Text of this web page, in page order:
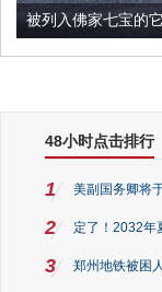
被列入佛家七宝的
48小时点击排行
1 美副国务卿将
2 定了！2032年
3 郑州地铁被困